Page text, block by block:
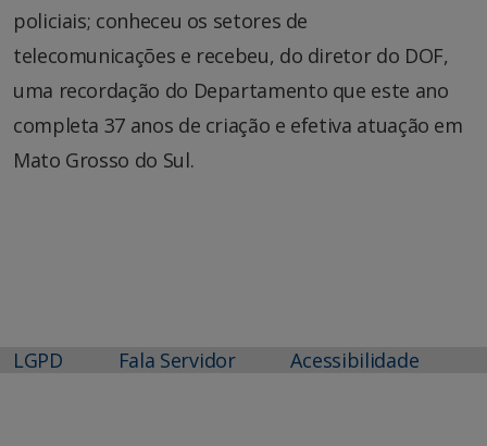
policiais; conheceu os setores de
telecomunicações e recebeu, do diretor do DOF,
uma recordação do Departamento que este ano
completa 37 anos de criação e efetiva atuação em
Mato Grosso do Sul.
LGPD Fala Servidor Acessibilidade